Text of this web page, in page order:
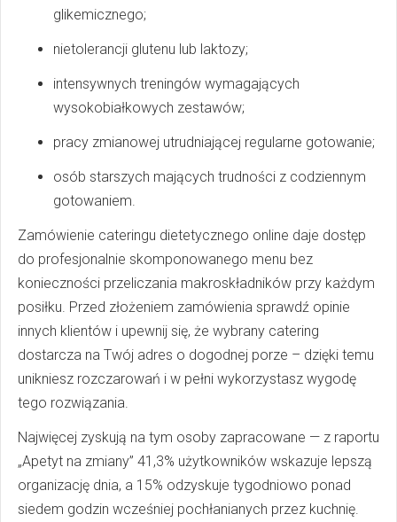
glikemicznego;
nietolerancji glutenu lub laktozy;
intensywnych treningów wymagających
wysokobiałkowych zestawów;
pracy zmianowej utrudniającej regularne gotowanie;
osób starszych mających trudności z codziennym
gotowaniem.
Zamówienie cateringu dietetycznego online daje dostęp
do profesjonalnie skomponowanego menu bez
konieczności przeliczania makroskładników przy każdym
posiłku. Przed złożeniem zamówienia sprawdź opinie
innych klientów i upewnij się, że wybrany catering
dostarcza na Twój adres o dogodnej porze – dzięki temu
unikniesz rozczarowań i w pełni wykorzystasz wygodę
tego rozwiązania.
Najwięcej zyskują na tym osoby zapracowane — z raportu
„Apetyt na zmiany” 41,3% użytkowników wskazuje lepszą
organizację dnia, a 15% odzyskuje tygodniowo ponad
siedem godzin wcześniej pochłanianych przez kuchnię.